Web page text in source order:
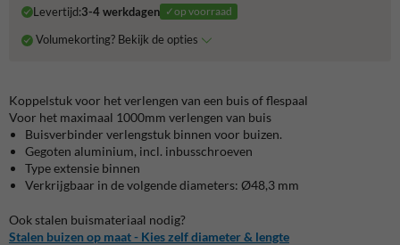
Levertijd:3-4 werkdagen ✓op voorraad
Volumekorting? Bekijk de opties
Koppelstuk voor het verlengen van een buis of flespaal
Voor het maximaal 1000mm verlengen van buis
Buisverbinder verlengstuk binnen voor buizen.
Gegoten aluminium, incl. inbusschroeven
Type extensie binnen
Verkrijgbaar in de volgende diameters: Ø48,3 mm
Ook stalen buismateriaal nodig?
Stalen buizen op maat - Kies zelf diameter & lengte